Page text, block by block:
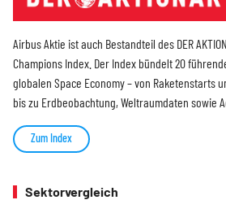
Airbus Aktie ist auch Bestandteil des DER
Champions Index. Der Index bündelt 20
globalen Space Economy – von Raketenstarts
bis zu Erdbeobachtung, Weltraumdaten sowie
Zum Index
Sektorvergleich